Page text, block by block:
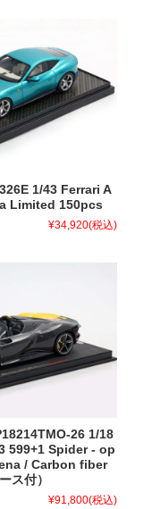
1/43 Ferrari A
Limited 150pcs
¥34,920(税込)
26 1/18
599+1 Spider - op
/ Carbon fiber
ス付）
¥91,800(税込)